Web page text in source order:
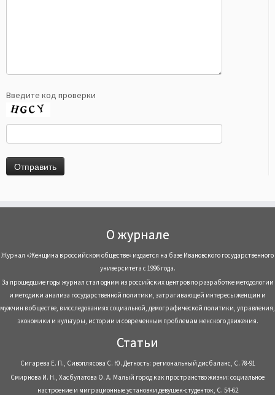
Введите код проверки
О журнале
Журнал «Женщина в российском обществе» издается на базе Ивановского государственного
университета с 1996 года.
За прошедшие годы журнал стал одним из российских центров по разработке методологии
и методики анализа государственной политики, затрагивающей интересы женщин и
мужчин в обществе, в исследованиях социальной, демографической политики, управления,
экономики и культуры, истории и современным проблемам женского движения.
Статьи
Сигарева Е. П., Сивоплясова С. Ю. Детность: региональный дисбаланс, С. 78-91
Смирнова И. Н., Хасбулатова О. А. Малый город как пространство жизни: социальное
настроение и миграционные установки девушек-студенток, С. 54-62